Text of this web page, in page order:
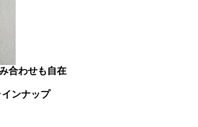
合わせも自在
ンナップ